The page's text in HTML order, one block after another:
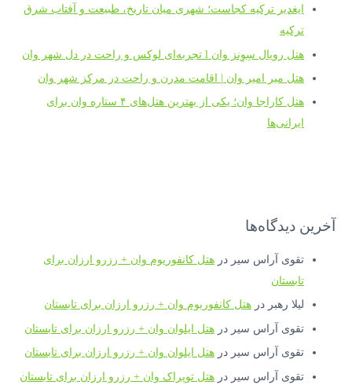
ایغدیر ترکیه کجاست؛ شهری میان تاریخ، طبیعت و آفتاب شرق
ترکیه
هتل رویال سِوِنز وان l تجربه‌ای لوکس و راحت در دل شهر وان
هتل میر امیر وان | اقامت مدرن و راحت در مرکز شهر وان
هتل کاراجا وان؛ یکی از بهترین هتل‌های ۴ ستاره وان برای
ایرانی‌ها
آخرین دیدگاه‌ها
تقوی آراس سیر درهتل کانفوریوم وان + رزرو ارزان برای
تابستان
لیلا رهبر درهتل کانفوریوم وان + رزرو ارزان برای تابستان
تقوی آراس سیر درهتل ایلوان وان + رزرو ارزان برای تابستان
تقوی آراس سیر درهتل ایلوان وان + رزرو ارزان برای تابستان
تقوی آراس سیر درهتل توپراک وان + رزرو ارزان برای تابستان